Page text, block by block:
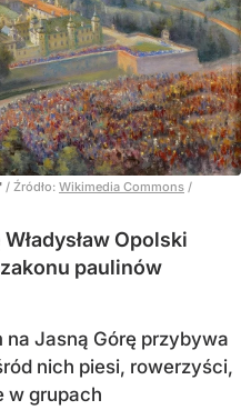
/ Źródło: Wikimedia Commons /
Opolski
paulinów
Jasną Górę przybywa
nich piesi, rowerzyści,
w grupach